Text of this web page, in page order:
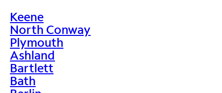
Keene
North Conway
Plymouth
Ashland
Bartlett
Bath